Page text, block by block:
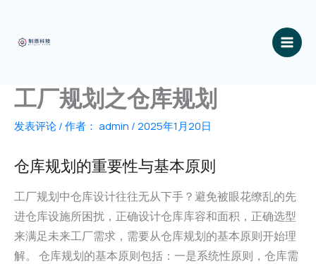
工厂规划之仓库规划
发表评论/ 作者： admin /2025年1月20日
仓库规划的重要性与基本原则
工厂规划中仓库设计往往无从下手？避免被眼花缭乱的先
进仓库设施所困扰，正确设计仓库库容和面积，正确选型
来满足未来工厂需求，需要从仓库规划的基本原则开始理
解。 仓库规划的基本原则包括：一是系统性原则，仓库需